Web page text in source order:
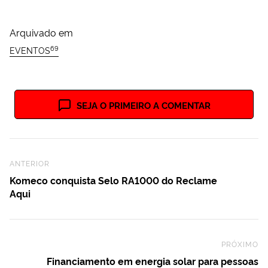
Arquivado em
EVENTOS69
SEJA O PRIMEIRO A COMENTAR
Previous Post
ANTERIOR
Komeco conquista Selo RA1000 do Reclame
Aqui
PRÓXIMO
Financiamento em energia solar para pessoas